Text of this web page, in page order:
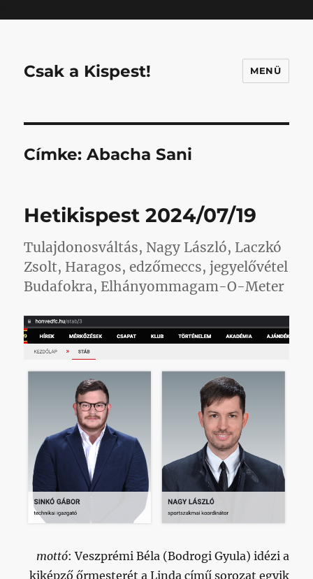
Csak a Kispest! MENÜ
Címke:Abacha Sani
Hetikispest 2024/07/19
Tulajdonosváltás, Nagy László, Laczkó
Zsolt, Haragos, edzőmeccs, jegyelővétel
Budafokra, Elhányommagam-O-Meter
mottó: Veszprémi Béla (Bodrogi Gyula) idézi a
kiképző őrmesterét a Linda című sorozat egyik